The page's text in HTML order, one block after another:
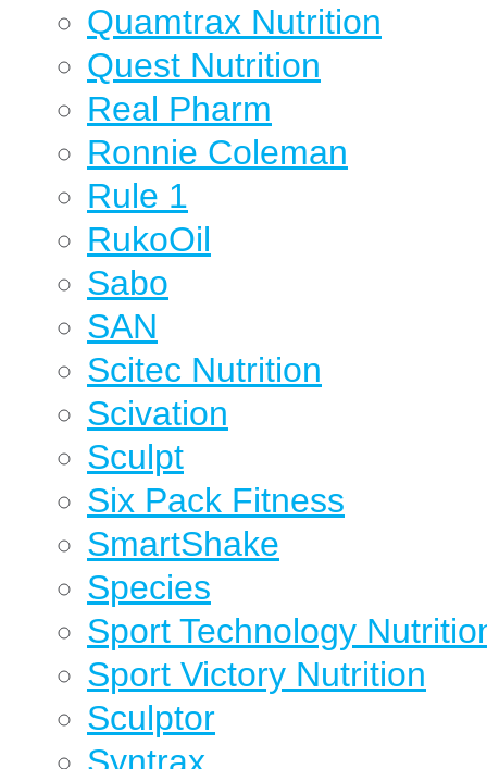
Quamtrax Nutrition
Quest Nutrition
Real Pharm
Ronnie Coleman
Rule 1
RukoOil
Sabo
SAN
Scitec Nutrition
Scivation
Sculpt
Six Pack Fitness
SmartShake
Species
Sport Technology
Sport Victory Nutrition
Sculptor
Syntrax